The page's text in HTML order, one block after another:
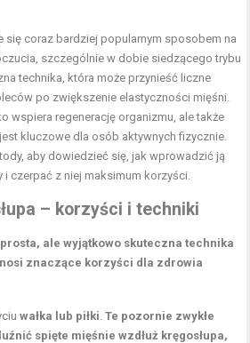
się coraz bardziej popularnym sposobem na
szczególnie w dobie siedzącego trybu
technika, która może przynieść liczne
po zwiększenie elastyczności mięśni.
wspiera regenerację organizmu, ale także
kluczowe dla osób aktywnych fizycznie.
aby dowiedzieć się, jak wprowadzić ją
czerpać z niej maksimum korzyści.
– korzyści i techniki
ale wyjątkowo skuteczna technika
znaczące korzyści dla zdrowia
wałka lub piłki .Te pozornie zwykłe
spięte mięśnie wzdłuż kręgosłupa,